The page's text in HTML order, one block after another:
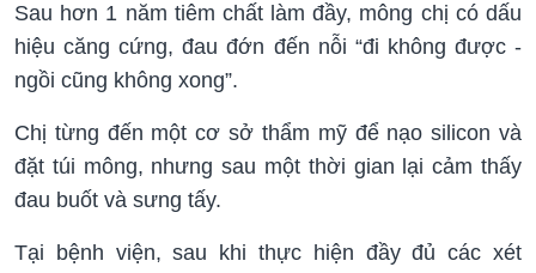
Sau hơn 1 năm tiêm chất làm đầy, mông chị có dấu
hiệu căng cứng, đau đớn đến nỗi “đi không được -
ngồi cũng không xong”.
Chị từng đến một cơ sở thẩm mỹ để nạo silicon và
đặt túi mông, nhưng sau một thời gian lại cảm thấy
đau buốt và sưng tấy.
Tại bệnh viện, sau khi thực hiện đầy đủ các xét